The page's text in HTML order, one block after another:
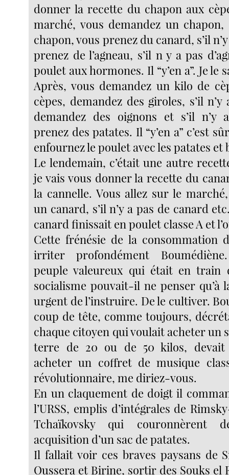
donner la recette du chapon aux
marché, vous demandez un chapon,
chapon, vous prenez du canard, s’il
prenez de l’agneau, s’il n y a pas
poulet aux hormones. Il “y’en a”. Je le
Après, vous demandez un kilo de
cèpes, demandez des giroles, s’il
demandez des oignons et s’il n’y
prenez des patates. Il “y’en a” c’est
enfournez le poulet avec les patates et
Le lendemain, c’était une autre
je vais vous donner la recette du
la cannelle. Vous allez sur le
un canard, s’il n’y a pas de canard
canard finissait en poulet classe A et
Cette frénésie de la consommation
irriter profondément
peuple valeureux qui était en train
socialisme pouvait-il ne penser qu’à
urgent de l’instruire. De le cultiver.
coup de tête, comme toujours,
chaque citoyen qui voulait acheter un
terre de 20 ou de 50 kilos, devait
acheter un coffret de musique
révolutionnaire, me diriez-vous.
En un claquement de doigt il
l’URSS, emplis d’intégrales de
Tchaïkovsky qui couronnèrent
acquisition d’un sac de patates.
Il fallait voir ces braves paysans de
Oussera et Birine, sortir des Souks el